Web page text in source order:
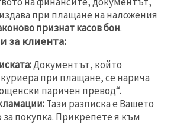
при плащане на наложения
признат касов бон.
за клиента:
Документът, който
при плащане, се нарича
паричен превод“.
Тази разписка е Вашето
за покупка. Прикрепете я към